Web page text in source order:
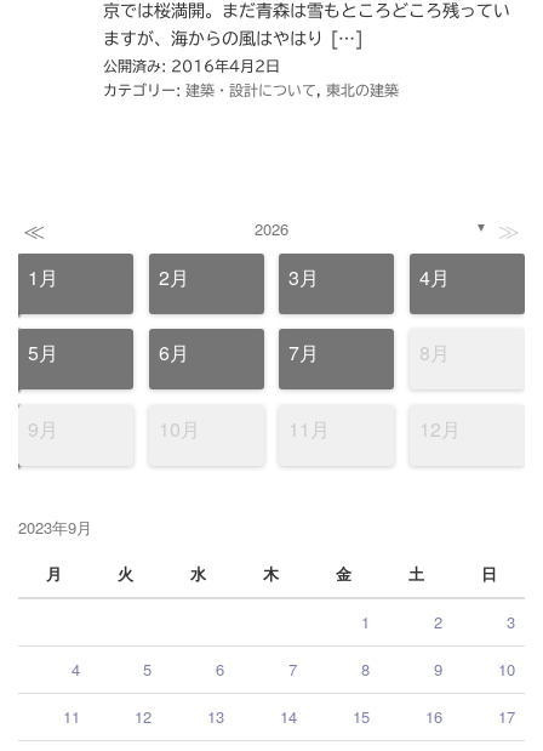
京では桜満開。まだ青森は雪もところどころ残ってい
ますが、海からの風はやはり […]
公開済み: 2016年4月2日
カテゴリー: 建築・設計について 東北の建築
≪ 2026 ▼ ≫
1月 2月 3月 4月
5月 6月 7月 8月
9月 10月 11月 12月
2023年9月
月
火 水 木 金 土 日
1 2 3
4 5 6 7 8 9 10
11 12 13 14 15 16 17